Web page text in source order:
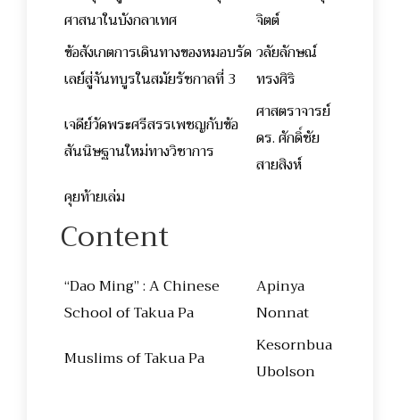
ศาสนาในบังกลาเทศ
จิตต์
ข้อสังเกตการเดินทางของหมอบรัด
เลย์สู่จันทบูรในสมัยรัชกาลที่ 3
วลัยลักษณ์
ทรงศิริ
เจดีย์วัดพระศรีสรรเพชญกับข้อ
สันนิษฐานใหม่ทางวิชาการ
ศาสตราจารย์
ดร. ศักดิ์ชัย
สายสิงห์
คุยท้ายเล่ม
Content
“Dao Ming” : A Chinese
School of Takua Pa
Apinya
Nonnat
Muslims of Takua Pa
Kesornbua
Ubolson